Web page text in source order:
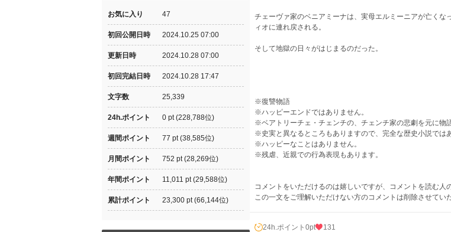
チェーヴァ家のベニアミーナは、実母エルミーニアが亡く
ィオに連れ戻される。
そして地獄の日々がはじまるのだった。
※復讐物語
※ハッピーエンドではありません。
※ベアトリーチェ・チェンチの、チェンチ家の悲劇を元に物
※史実と異なるところもありますので、完全な歴史小説では
※ハッピーなことはありません。
※残虐、近親での行為表現もあります。
コメントをいただけるのは嬉しいですが、コメントを読む人
この一文をご理解いただけない方のコメントは削除させてい
24h.ポイント 0pt 131
お気に入り 47
初回公開日時 2024.10.25 07:00
更新日時 2024.10.28 07:00
初回完結日時 2024.10.28 17:47
文字数 25,339
24h.ポイント 0 pt (228,788位)
週間ポイント 77 pt (38,585位)
月間ポイント 752 pt (28,269位)
年間ポイント 11,011 pt (29,588位)
累計ポイント 23,300 pt (66,144位)